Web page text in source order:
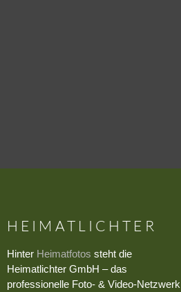
HEIMATLICHTER
Hinter Heimatfotos steht die
Heimatlichter GmbH – das
professionelle Foto- & Video-Netzwerk